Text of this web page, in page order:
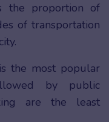
the proportion of
of transportation
the most popular
by public
are the least